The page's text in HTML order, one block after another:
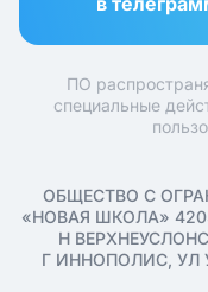
ПО
специальные
ОБЩЕСТВО С
«НОВАЯ ШКОЛА»
Н
Г ИННОПОЛИС, УЛ